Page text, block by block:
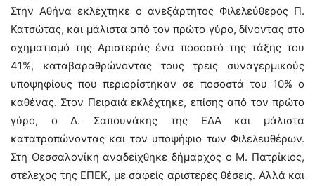
Στην Αθήνα εκλέχτηκε ο ανεξάρτητος Φιλελεύθερος Π.
Κατσώτας, και μάλιστα από τον πρώτο γύρο, δίνοντας στο
σχηματισμό της Αριστεράς ένα ποσοστό της τάξης του
41%, καταβαραθρώνοντας τους τρεις συναγερμικούς
υποψηφίους που περιορίστηκαν σε ποσοστά του 10% ο
καθένας. Στον Πειραιά εκλέχτηκε, επίσης από τον πρώτο
γύρο, ο Δ. Σαπουνάκης της ΕΔΑ και μάλιστα
κατατροπώνοντας και τον υποψήφιο των Φιλελευθέρων.
Στη Θεσσαλονίκη αναδείχθηκε δήμαρχος ο Μ. Πατρίκιος,
στέλεχος της ΕΠΕΚ, με σαφείς αριστερές θέσεις. Αλλά και